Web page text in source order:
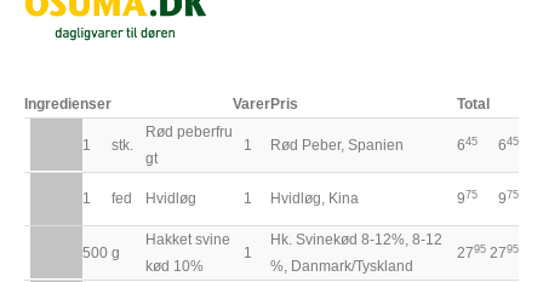
Ingredienser VarerPris Total
1 stk.
Rød peberfru
gt
1 Rød Peber, Spanien 645 645
1 fed Hvidløg 1 Hvidløg, Kina 975 975
500 g
Hakket svine
kød 10%
1
Hk. Svinekød 8-12%, 8-12
%, Danmark/Tyskland
2795 2795